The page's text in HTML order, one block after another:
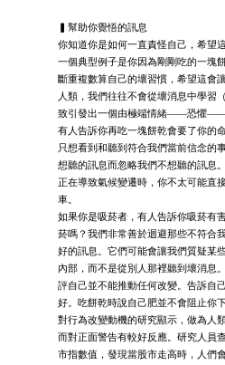
▍幫助你覺悟的訊息
你知道你是如何一直責怪自己，希望
一個典型例子是你因為剛剛吃的一塊
斷重複數算自己的壞習慣，希望這會
人類，我們往往不會從壞消息中學習
致引發出一個由極端情緒——恐懼——
有人告訴你再吃一塊餅乾會要了你的
只想看到和聽到符合我們當前信念的
想聽的訊息而忽略我們不想聽的訊息
正在導致氣候變遷時，你不太可能直
車。
如果你是吸菸者，有人告訴你吸菸有
菸嗎？我們非常善於迴避那些不符合
好的訊息。它們可能會讓我們質疑某
內部，而不是從別人那裡聽到壞消息
評自己並不能推動任何改變。告訴自
好。吃餅乾時說自己肥並不會阻止你
對行為改變動機的研究顯示，做為人
而對正面警告有較好反應。研究人員
市指數值，發現當股市走高時，人們